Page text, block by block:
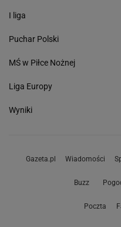
I liga
Puchar Polski
MŚ w Piłce Nożnej
Liga Europy
Wyniki
Gazeta.pl Wiadomości
Buzz
Poczta